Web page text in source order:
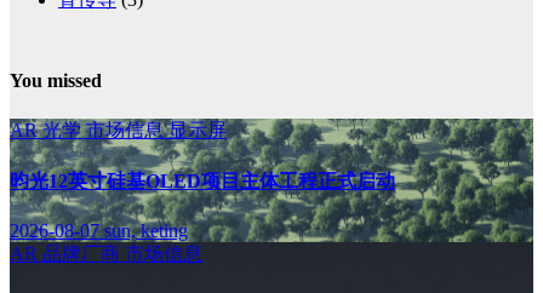
You missed
AR光学市场信息显示屏
昀光12英寸硅基OLED项目主体工程正式启动
2026-08-07sun, keting
AR 品牌厂商 市场信息